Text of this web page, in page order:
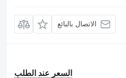
الاتصال بالبائع
السعر عند الطلب